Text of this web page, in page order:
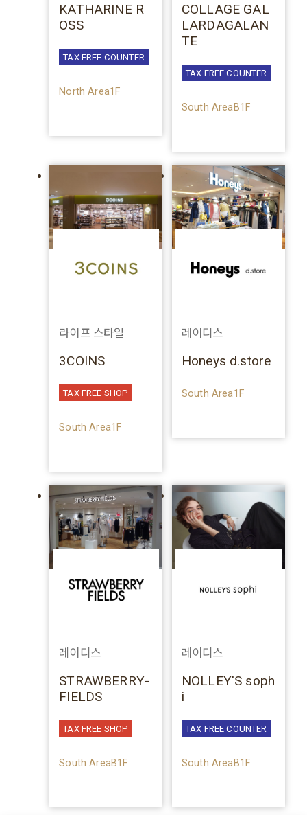
KATHARINE R
OSS
TAX FREE COUNTER
North Area1F
COLLAGE GAL
LARDAGALAN
TE
TAX FREE COUNTER
South AreaB1F
라이프 스타일
3COINS
TAX FREE SHOP
South Area1F
레이디스
Honeys d.store
South Area1F
레이디스
STRAWBERRY-
FIELDS
TAX FREE SHOP
South AreaB1F
레이디스
NOLLEY'S soph
i
TAX FREE COUNTER
South AreaB1F